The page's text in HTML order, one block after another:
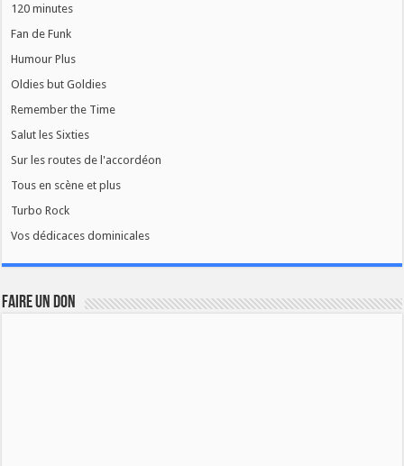
120 minutes
Fan de Funk
Humour Plus
Oldies but Goldies
Remember the Time
Salut les Sixties
Sur les routes de l'accordéon
Tous en scène et plus
Turbo Rock
Vos dédicaces dominicales
FAIRE UN DON